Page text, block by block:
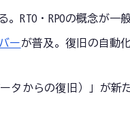
RTO・RPOの概念が一
ーが普及。復旧の自動
タからの復旧）」が新